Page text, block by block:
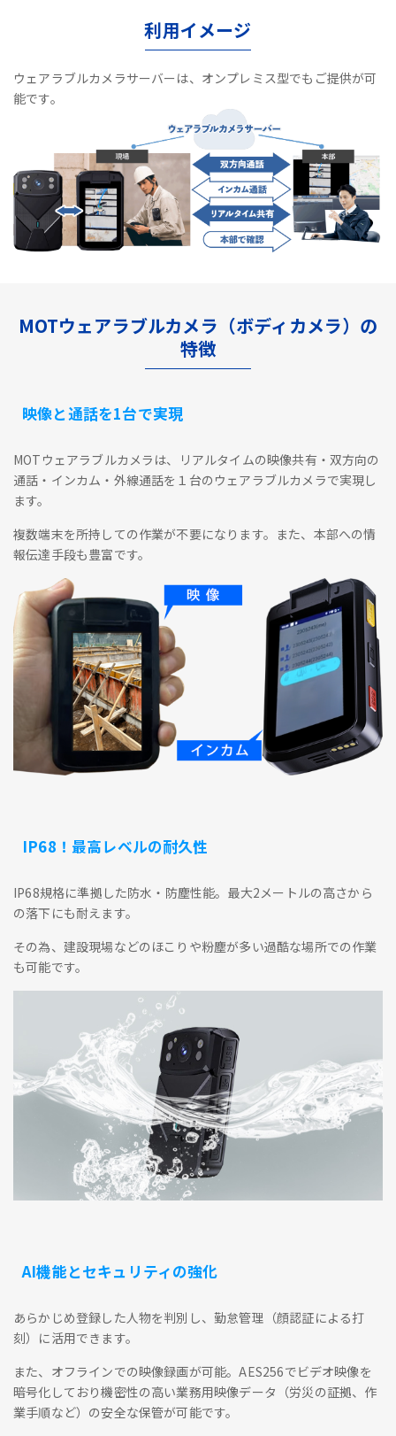
利用イメージ
ウェアラブルカメラサーバーは、オンプレミス型でもご提供が可
能です。
MOTウェアラブルカメラ（ボディカメラ）の
特徴
映像と通話を1台で実現
MOTウェアラブルカメラは、リアルタイムの映像共有・双方向の
通話・インカム・外線通話を１台のウェアラブルカメラで実現し
ます。
複数端末を所持しての作業が不要になります。また、本部への情
報伝達手段も豊富です。
IP68！最高レベルの耐久性
IP68規格に準拠した防水・防塵性能。最大2メートルの高さから
の落下にも耐えます。
その為、建設現場などのほこりや粉塵が多い過酷な場所での作業
も可能です。
AI機能とセキュリティの強化
あらかじめ登録した人物を判別し、勤怠管理（顔認証による打
刻）に活用できます。
また、オフラインでの映像録画が可能。AES256でビデオ映像を
暗号化しており機密性の高い業務用映像データ（労災の証拠、作
業手順など）の安全な保管が可能です。